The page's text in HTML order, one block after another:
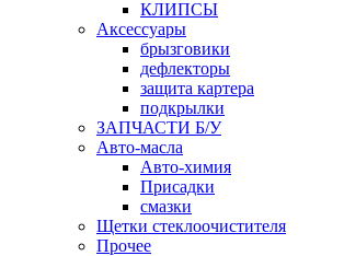
КЛИПСЫ
Аксессуары
брызговики
дефлекторы
защита картера
подкрылки
ЗАПЧАСТИ Б/У
Авто-масла
Авто-химия
Присадки
смазки
Щетки стеклоочистителя
Прочее